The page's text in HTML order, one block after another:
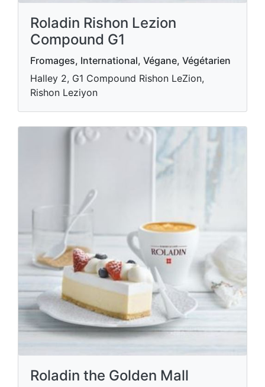
Roladin Rishon Lezion
Compound G1
Fromages, International, Végane, Végétarien
Halley 2, G1 Compound Rishon LeZion,
Rishon Leziyon
Roladin the Golden Mall